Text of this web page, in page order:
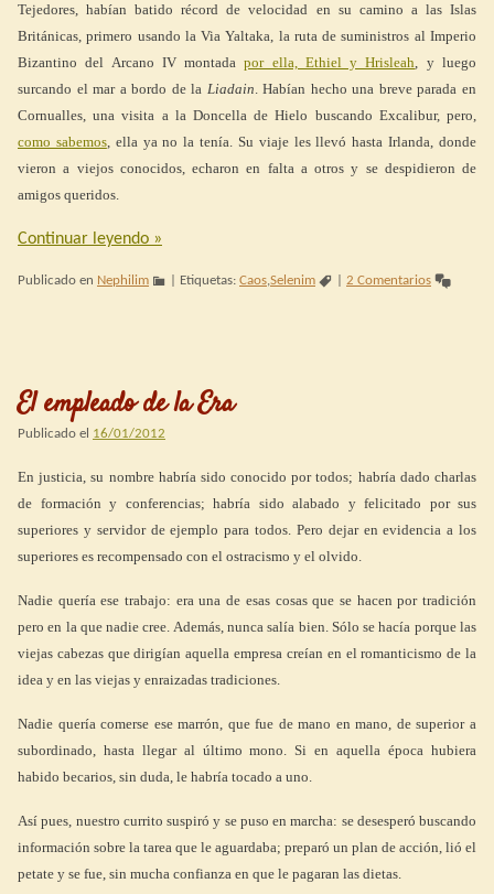
Tejedores, habían batido récord de velocidad en su camino a las Islas
Británicas, primero usando la Via Yaltaka, la ruta de suministros al Imperio
Bizantino del Arcano IV montadapor ella, Ethiel y Hrisleah, y luego
surcando el mar a bordo de la Liadain. Habían hecho una breve parada en
Cornualles, una visita a la Doncella de Hielo buscando Excalibur, pero,
como sabemos, ella ya no la tenía. Su viaje les llevó hasta Irlanda, donde
vieron a viejos conocidos, echaron en falta a otros y se despidieron de
amigos queridos.
Continuar leyendo »
Publicado en Nephilim Etiquetas: Caos,Selenim 2 Comentarios
El empleado de la Era
Publicado el 16/01/2012
En justicia, su nombre habría sido conocido por todos; habría dado charlas
de formación y conferencias; habría sido alabado y felicitado por sus
superiores y servidor de ejemplo para todos. Pero dejar en evidencia a los
superiores es recompensado con el ostracismo y el olvido.
Nadie quería ese trabajo: era una de esas cosas que se hacen por tradición
pero en la que nadie cree. Además, nunca salía bien. Sólo se hacía porque las
viejas cabezas que dirigían aquella empresa creían en el romanticismo de la
idea y en las viejas y enraizadas tradiciones.
Nadie quería comerse ese marrón, que fue de mano en mano, de superior a
subordinado, hasta llegar al último mono. Si en aquella época hubiera
habido becarios, sin duda, le habría tocado a uno.
Así pues, nuestro currito suspiró y se puso en marcha: se desesperó buscando
información sobre la tarea que le aguardaba; preparó un plan de acción, lió el
petate y se fue, sin mucha confianza en que le pagaran las dietas.